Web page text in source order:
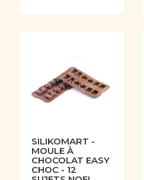
SILIKOMART -
MOULE À
CHOCOLAT EASY
CHOC - 12